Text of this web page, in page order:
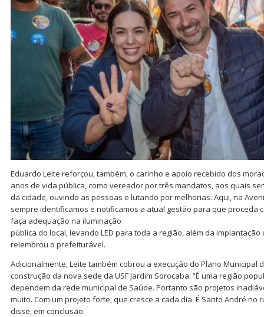
Eduardo Leite reforçou, também, o carinho e apoio recebido dos
anos de vida pública, como vereador por três mandatos, aos quais
da cidade, ouvindo as pessoas e lutando por melhorias. Aqui, na
sempre identificamos e notificamos a atual gestão para que proceda
faça adequação na iluminação
pública do local, levando LED para toda a região, além da
relembrou o prefeiturável.
Adicionalmente, Leite também cobrou a execução do Plano Municipal
construção da nova sede da USF Jardim Sorocaba. “É uma região
dependem da rede municipal de Saúde. Portanto são projetos
muito. Com um projeto forte, que cresce a cada dia. É Santo André no
disse, em conclusão.